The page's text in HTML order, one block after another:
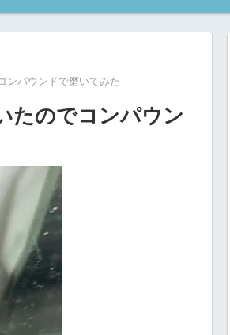
ンパウンドで磨いてみた
たのでコンパウン